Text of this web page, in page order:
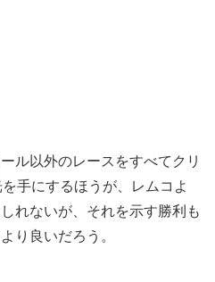
ル以外のレースをすべてクリ
手にするほうが、レムコよ
れないが、それを示す勝利も
り良いだろう。